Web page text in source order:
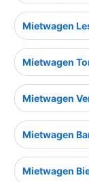
Mietwagen
Mietwagen
Mietwagen
Mietwagen
Mietwagen